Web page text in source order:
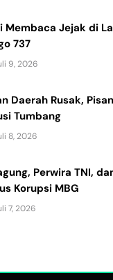
Membaca Jejak di
737
9, 2026
Daerah Rusak,
Tumbang
8, 2026
Perwira TNI,
Korupsi MBG
7, 2026